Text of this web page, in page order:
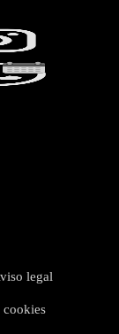
legal
cookies